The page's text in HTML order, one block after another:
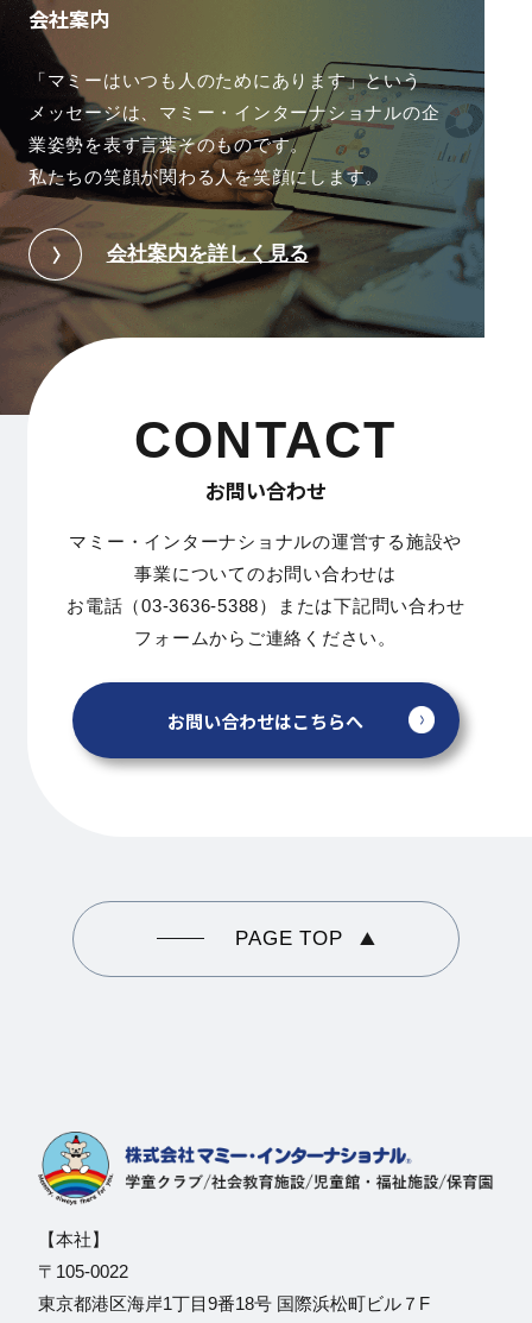
会社案内
「マミーはいつも人のためにあります」という
メッセージは、 マミー・インターナショナルの企
業姿勢を表す言葉そのものです。
私たちの笑顔が関わる人を笑顔にします。
会社案内を詳しく見る
CONTACT
お問い合わせ
マミー・インターナショナルの運営する施設や
事業についてのお問い合わせは
お電話（03-3636-5388）または下記問い合わせ
フォームからご連絡ください。
お問い合わせはこちらへ
PAGE TOP
【本社】
〒105-0022
東京都港区海岸1丁目9番18号 国際浜松町ビル７F